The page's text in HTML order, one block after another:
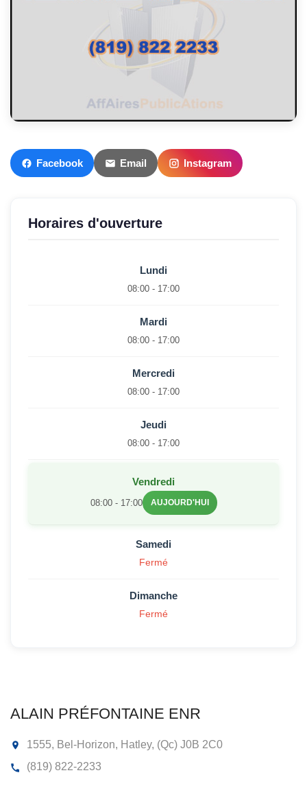
Facebook Email Instagram
Horaires d'ouverture
Lundi
08:00 - 17:00
Mardi
08:00 - 17:00
Mercredi
08:00 - 17:00
Jeudi
08:00 - 17:00
Vendredi
08:00 - 17:00 AUJOURD'HUI
Samedi
Fermé
Dimanche
Fermé